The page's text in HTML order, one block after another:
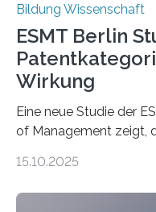
Bildung Wissenschaft
ESMT Berlin
Wirkung
Eine neue Studie der
of Management zeigt,
häufiger zu
15.10.2025